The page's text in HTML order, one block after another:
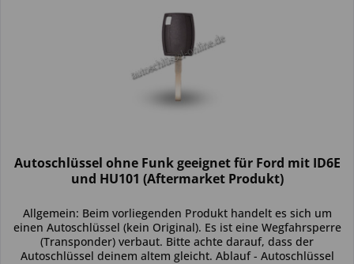
Autoschlüssel ohne Funk geeignet für Ford mit ID6E
und HU101 (Aftermarket Produkt)
Allgemein: Beim vorliegenden Produkt handelt es sich um
einen Autoschlüssel (kein Original). Es ist eine Wegfahrsperre
(Transponder) verbaut. Bitte achte darauf, dass der
Autoschlüssel deinem altem gleicht. Ablauf - Autoschlüssel